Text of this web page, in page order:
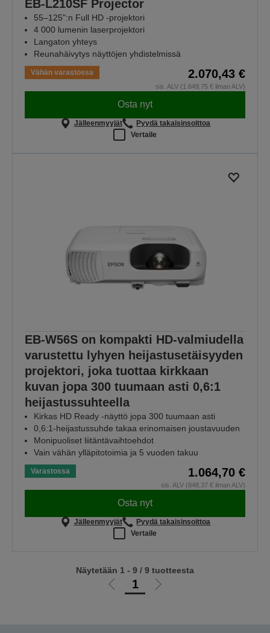
EB-L210SF Projector
55–125":n Full HD -projektori
4 000 lumenin laserprojektori
Langaton yhteys
Reunahäivytys näyttöjen yhdistelmissä
Vähän varastossa 2.070,43 €
sis. ALV (1.649,75 € ilman ALV)
Osta nyt
Jälleenmyyjät
Pyydä takaisinsoittoa
Vertaile
EB-W56S on kompakti HD-valmiudella
varustettu lyhyen heijastusetäisyyden
projektori, joka tuottaa kirkkaan
kuvan jopa 300 tuumaan asti 0,6:1
heijastussuhteella
Kirkas HD Ready -näyttö jopa 300 tuumaan asti
0,6:1-heijastussuhde takaa erinomaisen joustavuuden
Monipuoliset liitäntävaihtoehdot
Vain vähän ylläpitotoimia ja 5 vuoden takuu
Varastossa 1.064,70 €
sis. ALV (848,37 € ilman ALV)
Osta nyt
Jälleenmyyjät
Pyydä takaisinsoittoa
Vertaile
Siirry1
Siirry
Näytetään 1 - 9 / 9 tuotteesta